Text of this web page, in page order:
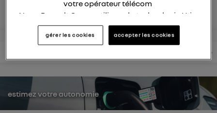
rejoignez
consultez votre notice
estimez votre autonomie
votre opérateur télécom
Nous, Renault Group, utilisons la technologie Utiq
pour nos activités digitales (telles que décrites
dans cette notice de consentement) et liées à
utilisez une connexion internet fournie parun
consentez sur chaque site).
La technologie Utiq a été conçue pour la
protection de vos données personnelles en vous
gérer les cookies accepter les cookies